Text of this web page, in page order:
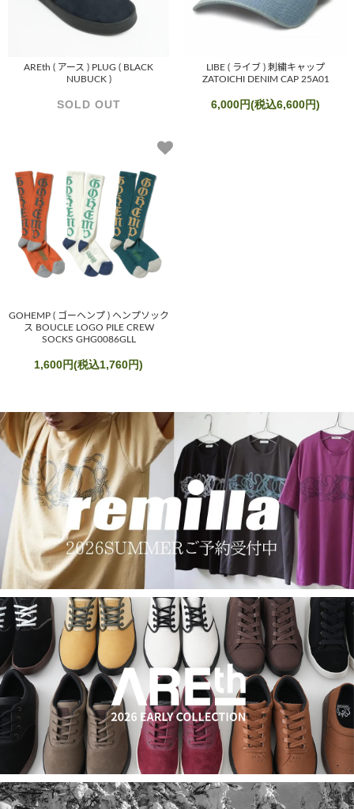
AREth ( アース ) PLUG ( BLACK
NUBUCK )
SOLD OUT
LIBE ( ライブ ) 刺繍キャップ
ZATOICHI DENIM CAP 25A01
6,000円(税込6,600円)
GOHEMP ( ゴーヘンプ ) ヘンプソック
ス BOUCLE LOGO PILE CREW
SOCKS GHG0086GLL
1,600円(税込1,760円)